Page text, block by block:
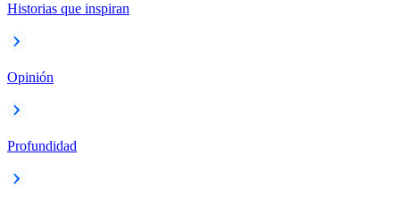
Historias que inspiran
Opinión
Profundidad